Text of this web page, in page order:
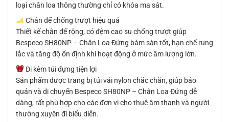
loại chân loa thông thường chỉ có khóa ma sát.
Chân đế chống trượt hiệu quả
Thiết kế chân đế rộng, có đệm cao su chống trượt giúp
Bespeco SH80NP – Chân Loa Đứng bám sàn tốt, hạn chế rung
lắc và tăng độ ổn định khi hoạt động ở mức âm lượng lớn.
Đi kèm túi đựng tiện lợi
Sản phẩm được trang bị túi vải nylon chắc chắn, giúp bảo
quản và di chuyển Bespeco SH80NP – Chân Loa Đứng dễ
dàng, rất phù hợp cho các đơn vị cho thuê âm thanh và người
thường xuyên đi biểu diễn.